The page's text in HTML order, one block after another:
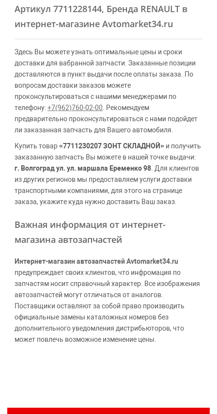
Артикул 7711228144, Бренда RENAULT в
интернет-магазине Avtomarket34.ru
Здесь Вы можете узнать оптимальные цены и сроки
доставки для вабранной запчасти. Заказанные позиции
доставляются в пункт выдачи после оплаты заказа. По
вопросам доставки заказов можете
проконсультироваться с нашими менеджерами по
телефону:+7(962)760-02-00 . Рекомендуем
предварительно проконсультироваться с нами подойдет
ли заказанная запчасть для Вашего автомобиля.
Купить товар«7711230207 ЗОНТ СКЛАДНОЙ» и получить
заказанную запчасть Вы можете в нашей точке выдачи:
г. Волгоград ул. ул. маршала Еременко 98 . Для клиентов
из других регионов мы предоставляем услуги доставки
транспортными компаниями, для этого на странице
заказа, укажите куда нужно доставить Ваш заказ.
Важная информация от интернет-
магазина автозапчастей
Интернет-магазин автозапчастей Avtomarket34.ru
предупреждает своих клиентов, что инфромация по
запчастям носит справочный характер. Все изображения
автозапчастей могут отличаться от аналогов.
Поставщики оставляют за собой право производить
официальные замены каталожных номеров без
дополнительного уведомления дистрибьюторов, что
может повлечь возможное изменение цены.